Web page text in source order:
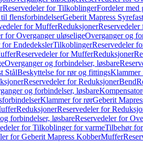
Reservedeler for TilkoblingerFordeler med
til flensforbindelserGeberit Mapress
for MufferReduksjoner
for Overganger uløseligeOverganger og
for EndedekslerTilkoblingerReservedeler
Reservedeler for MufferReduksjoner
Overganger og forbindelser, løsbare
StålBeskyttelse for rør og fittingsKlammer
Reservedeler for ReduksjonerBend
og forbindelser, løsbare
Klammer for rørGeberit
ReduksjonerReservedeler for
forbindelser, løsbareReservedeler for
for Tilkoblinger for varmeTilbehør
for Geberit Mapress KobberMuffer